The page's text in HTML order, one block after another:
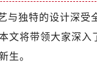
与独特的设计深受
文将带领大家深入
生。